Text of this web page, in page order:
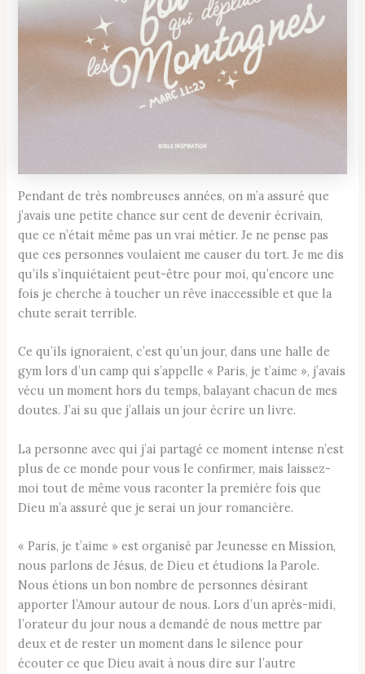
Pendant de très nombreuses années, on m’a assuré que
j’avais une petite chance sur cent de devenir écrivain,
que ce n’était même pas un vrai métier. Je ne pense pas
que ces personnes voulaient me causer du tort. Je me dis
qu’ils s’inquiétaient peut-être pour moi, qu’encore une
fois je cherche à toucher un rêve inaccessible et que la
chute serait terrible.
Ce qu’ils ignoraient, c’est qu’un jour, dans une halle de
gym lors d’un camp qui s’appelle « Paris, je t’aime », j’avais
vécu un moment hors du temps, balayant chacun de mes
doutes. J’ai su que j’allais un jour écrire un livre.
La personne avec qui j’ai partagé ce moment intense n’est
plus de ce monde pour vous le confirmer, mais laissez-
moi tout de même vous raconter la première fois que
Dieu m’a assuré que je serai un jour romancière.
« Paris, je t’aime » est organisé par Jeunesse en Mission,
nous parlons de Jésus, de Dieu et étudions la Parole.
Nous étions un bon nombre de personnes désirant
apporter l’Amour autour de nous. Lors d’un après-midi,
l’orateur du jour nous a demandé de nous mettre par
deux et de rester un moment dans le silence pour
écouter ce que Dieu avait à nous dire sur l’autre